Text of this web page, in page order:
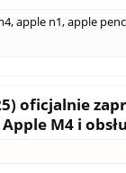
,apple n1,apple
oficjalnie
M4 i